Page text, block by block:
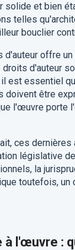
solide et bien
telles
bouclier
offre
d'auteur
est essentiel
doivent être
l'œuvre porte
ces
législative
la
toutefois,
l'œuvre :